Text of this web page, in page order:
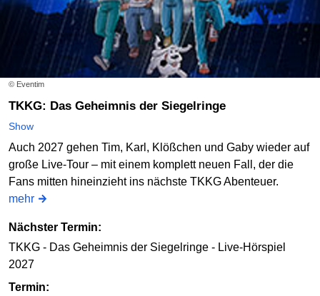
© Eventim
TKKG: Das Geheimnis der Siegelringe
Show
Auch 2027 gehen Tim, Karl, Klößchen und Gaby wieder auf
große Live-Tour – mit einem komplett neuen Fall, der die
Fans mitten hineinzieht ins nächste TKKG Abenteuer.
mehr
Nächster Termin:
TKKG - Das Geheimnis der Siegelringe - Live-Hörspiel
2027
Termin: